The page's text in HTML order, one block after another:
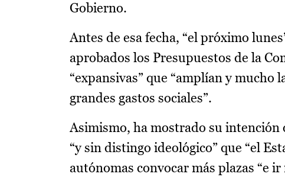
Gobierno.
Antes de esa fecha, “el próximo
aprobados los Presupuestos de la
“expansivas” que “amplían y
grandes gastos sociales”.
Asimismo, ha mostrado su intención
“y sin distingo ideológico” que “el
autónomas convocar más plazas “e